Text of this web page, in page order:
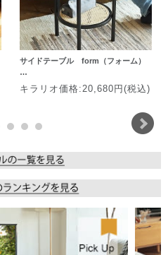
サイドテーブル form（フォーム）
…
キラリオ価格:20,680円(税込)